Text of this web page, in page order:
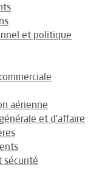
et politique
aérienne
et d’affaire
sécurité